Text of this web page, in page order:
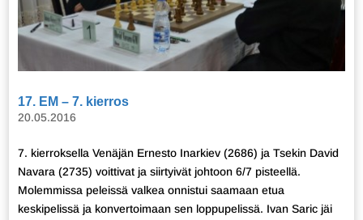
17. EM – 7. kierros
20.05.2016
7. kierroksella Venäjän Ernesto Inarkiev (2686) ja Tsekin David
Navara (2735) voittivat ja siirtyivät johtoon 6/7 pisteellä.
Molemmissa peleissä valkea onnistui saamaan etua
keskipelissä ja konvertoimaan sen loppupelissä. Ivan Saric jäi